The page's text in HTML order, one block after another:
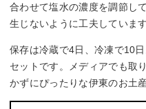
合わせて塩水の濃度を調節し
生じないように工夫しています
保存は冷蔵で4日、冷凍で10
セットです。メディアでも取
かずにぴったりな伊東のお土産